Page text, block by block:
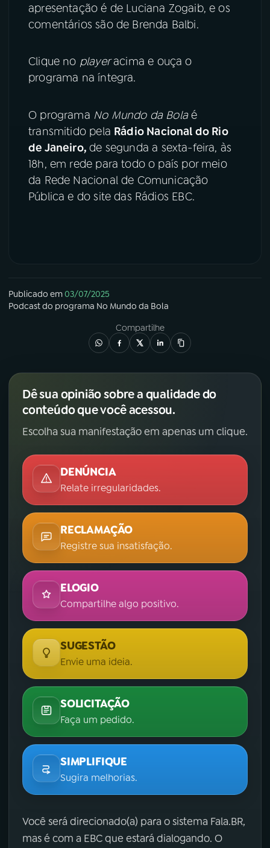
apresentação é de Luciana Zogaib, e os
comentários são de Brenda Balbi.
Clique no playeracima e ouça o
programa na íntegra.
O programa No Mundo da Bolaé
transmitido pela Rádio Nacional do Rio
de Janeiro,de segunda a sexta-feira, às
18h, em rede para todo o país por meio
da Rede Nacional de Comunicação
Pública e do site das Rádios EBC.
Publicado em03/07/2025
Podcastdo programa No Mundo da Bola
Compartilhe
Dê sua opinião sobre a qualidade do
conteúdo que você acessou.
Escolha sua manifestação em apenas um clique.
DENÚNCIA
Relate irregularidades.
RECLAMAÇÃO
Registre sua insatisfação.
ELOGIO
Compartilhe algo positivo.
SUGESTÃO
Envie uma ideia.
SOLICITAÇÃO
Faça um pedido.
SIMPLIFIQUE
Sugira melhorias.
Você será direcionado(a) para o sistema Fala.BR,
mas é com a EBC que estará dialogando. O